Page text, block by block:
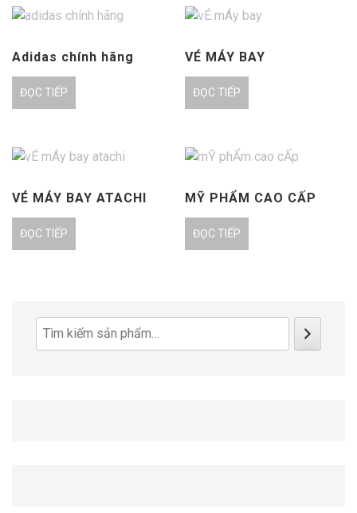
Adidas chính hãng
ĐỌC TIẾP
VÉ MÁY BAY
ĐỌC TIẾP
VÉ MÁY BAY ATACHI
ĐỌC TIẾP
MỸ PHẨM CAO CẤP
ĐỌC TIẾP
Tìm